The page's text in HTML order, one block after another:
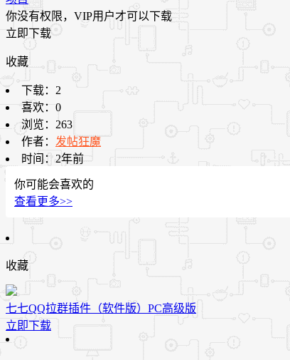
你没有权限，VIP用户才可以下载
立即下载
收藏
下载： 2
喜欢： 0
浏览： 263
作者： 发帖狂魔
时间： 2年前
你可能会喜欢的
查看更多>>
收藏
七七QQ拉群插件（软件版）PC高级版
立即下载